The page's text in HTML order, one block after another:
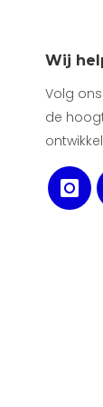
Wij
Volg
de